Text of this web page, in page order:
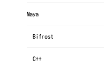
Maya
Bifrost
C++